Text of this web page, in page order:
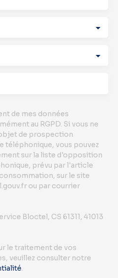
de mes données
au RGPD. Si vous ne
de prospection
téléphonique, vous pouvez
sur la liste d'opposition
prévu par l'article
sur le site
ou par courrier
Bloctel, CS 61311, 41013
le traitement de vos
veuillez consulter notre
.